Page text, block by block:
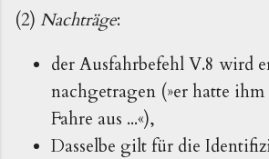
(2) Nachträge:
der Ausfahrbefehl V.8 wird
nachgetragen (»er hatte
Fahre aus ...«),
Dasselbe gilt für die